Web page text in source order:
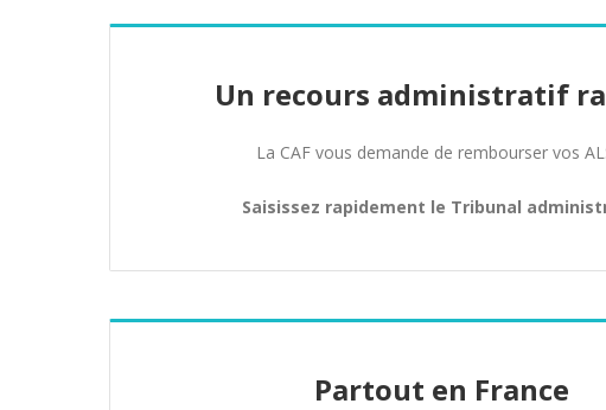
Un recours administratif
La CAF vous demande de rembourser vos
Saisissez rapidement le Tribunal
Partout en France